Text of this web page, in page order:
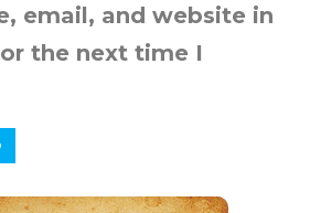
email, and website in
the next time I